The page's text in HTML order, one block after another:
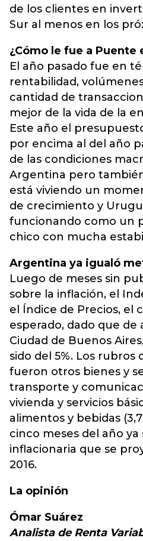
de los clientes en
Sur al menos en los
¿Cómo le fue a Puente
El año pasado fue en
rentabilidad,
cantidad de
mejor de la vida de la
Este año el
por encima al del año
de las condiciones
Argentina pero
está viviendo un
de crecimiento y
funcionando como un
chico con mucha
Argentina ya igualó
Luego de meses sin
sobre la inflación, el
el Índice de Precios, el
esperado, dado que de
Ciudad de Buenos
sido del 5%. Los rubros
fueron otros bienes y
transporte y
vivienda y servicios
alimentos y bebidas
cinco meses del año
inflacionaria que se
2016.
La opinión
Ómar Suárez
Analista de Renta